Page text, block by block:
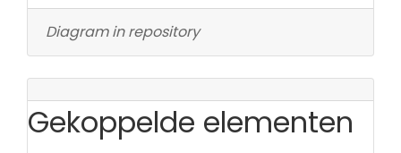
Diagram in repository
Gekoppelde elementen